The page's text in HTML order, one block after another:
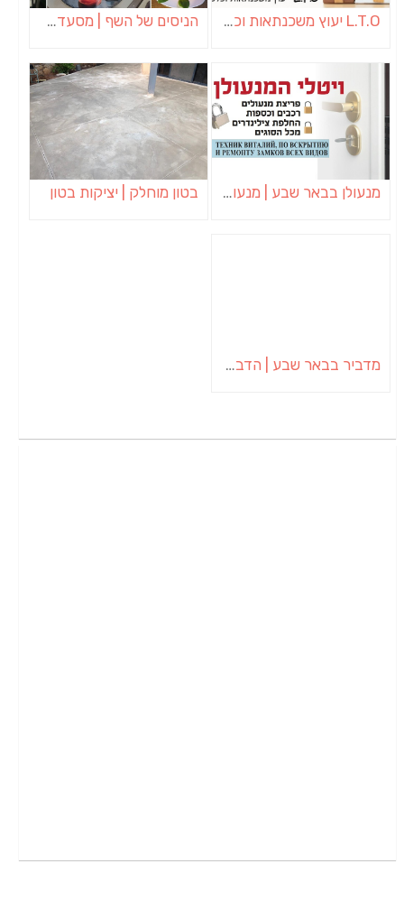
L.T.O יעוץ משכנתאות וכלכלת משפחה | יועץ משכנתאות באשכול הניסים של השף | מסעדת שף בבית | ארוחות גורמה
מנעולן בבאר שבע | מנעולן באופקים | ויטלי המנעולן בטון מוחלק | יציקות בטון
מדביר בבאר שבע | הדברה בבאר שבע | יוגב הדברות